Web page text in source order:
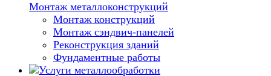
Монтаж металлоконструкций
Монтаж конструкций
Монтаж сэндвич-панелей
Реконструкция зданий
Фундаментные работы